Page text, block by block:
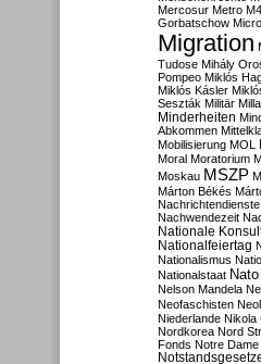
Mercosur Metro M4
Gorbatschow
Migration
Tudose Mihály
Pompeo Miklós
Miklós Kásler
Seszták Militär Milla
Minderheiten
Abkommen
Mobilisierung MOL
Moral Moratorium
Moskau MSZP
Márton Békés
Nachrichtendienste
Nachwendezeit
Nationale
Nationalfeiertag
Nationalismus
Nationalstaat Nato
Nelson Mandela
Neofaschisten
Niederlande Nikola
Nordkorea Nord
Fonds Notre Dame